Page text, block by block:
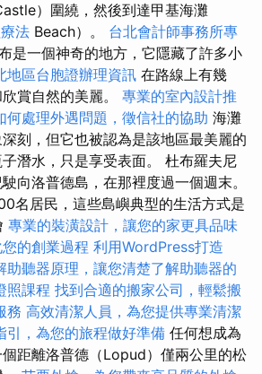
）圍繞，然後到達甲基海灘
法 Beach）。 台北會計師事務所專
是一個神奇的地方，它隱藏了許多小
地區台胞證辦理資訊 在路線上有幾
賞自然的美麗。 專業的室內設計推
何處理外遇問題，徵信社的協助 海灘
刻，但它也被認為是該地區最美麗的
潛水，只是享受表面。 杜布羅夫尼
向洛普德島，在那裡度過一個週末。
名居民，這些島嶼典型的生活方式是
專業的裝潢設計，讓您的家更具品味
的創業過程 利用WordPress打造
助聽器原理，讓您清楚了解助聽器的
照課程 找到合適的搬家公司，輕鬆搬
務 高效清潔人員，為您提供專業清潔
引，為您的旅程做好準備 任何想成為
距離洛普德（Lopud）僅兩公里的松